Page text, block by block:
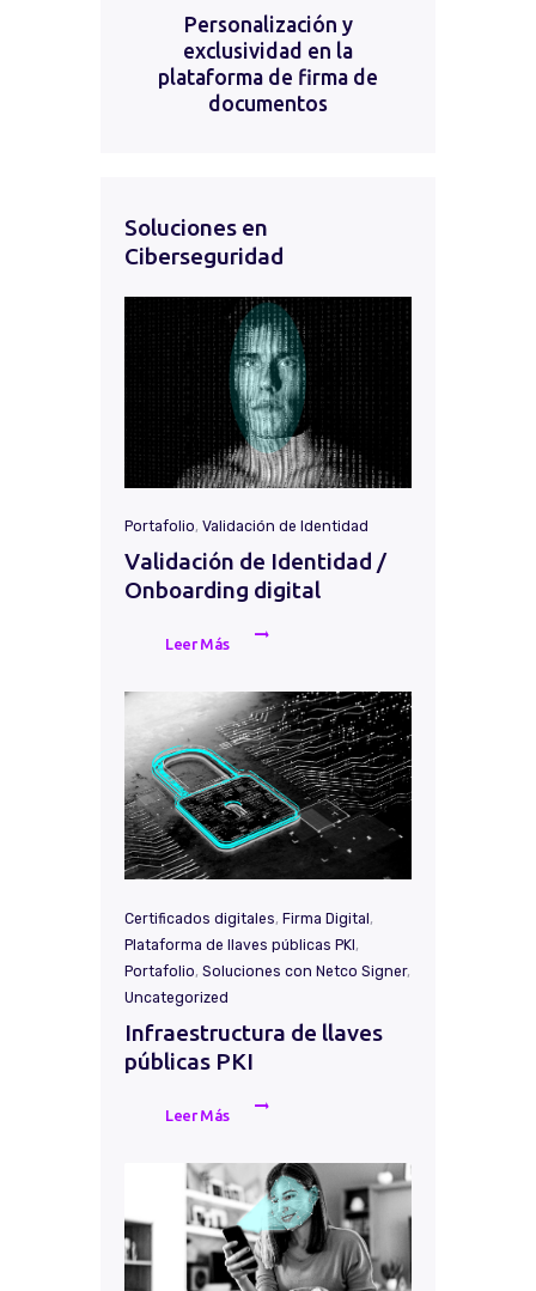
Personalización y
exclusividad en la
plataforma de firma de
documentos
Soluciones en
Ciberseguridad
Portafolio, Validación de Identidad
Validación de Identidad /
Onboarding digital
Leer Más
Certificados digitales, Firma Digital,
Plataforma de llaves públicas PKI,
Portafolio, Soluciones con Netco Signer,
Uncategorized
Infraestructura de llaves
públicas PKI
Leer Más